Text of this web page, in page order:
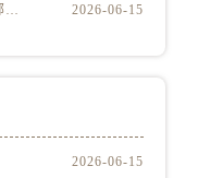
山东省济宁市任城区太白楼路江诗丹顿售后服务中心（需提前预约）
江诗丹顿中国官方售后服务中心｜全部网点地址与售后热线权威信息公示（2026年6月最新） 2026-06-15
2026-06-15